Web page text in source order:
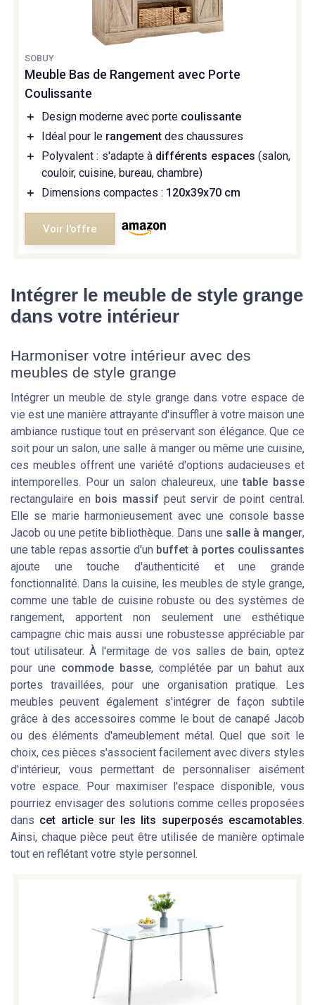
SOBUY
Meuble Bas de Rangement avec Porte
Coulissante
＋ Design moderne avec porte coulissante
＋
Idéal pour le rangement des chaussures
＋
Polyvalent : s'adapte à différents espaces (salon,
couloir, cuisine, bureau, chambre)
＋
Dimensions compactes : 120x39x70 cm
Voir l'offre
Intégrer le meuble de style grange
dans votre intérieur
Harmoniser votre intérieur avec des
meubles de style grange
Intégrer un meuble de style grange dans votre espace de
vie est une manière attrayante d'insuffler à votre maison une
ambiance rustique tout en préservant son élégance. Que ce
soit pour un salon, une salle à manger ou même une cuisine,
ces meubles offrent une variété d'options audacieuses et
intemporelles. Pour un salon chaleureux, unetable basse
rectangulaire en bois massif peut servir de point central.
Elle se marie harmonieusement avec une console basse
Jacob ou une petite bibliothèque. Dans une salle à manger,
unetable repas assortie d'un buffet à portes coulissantes
ajoute une touche d'authenticité et une grande
fonctionnalité. Dans la cuisine, les meubles de style grange,
comme une table de cuisine robuste ou des systèmes de
rangement, apportent non seulement une esthétique
campagne chic mais aussi une robustesse appréciable par
tout utilisateur. À l'ermitage de vos salles de bain, optez
pour une commode basse, complétée par un bahut aux
portes travaillées, pour une organisation pratique. Les
meubles peuvent également s'intégrer de façon subtile
grâce à des accessoires comme le bout de canapé Jacob
ou des éléments d'ameublement métal. Quel que soit le
choix, ces pièces s'associent facilement avec divers styles
d'intérieur, vous permettant de personnaliser aisément
votre espace. Pour maximiser l'espace disponible, vous
pourriez envisager des solutions comme celles proposées
dans cet article sur les lits superposés escamotables.
Ainsi, chaque pièce peut être utilisée de manière optimale
tout en reflétant votre style personnel.